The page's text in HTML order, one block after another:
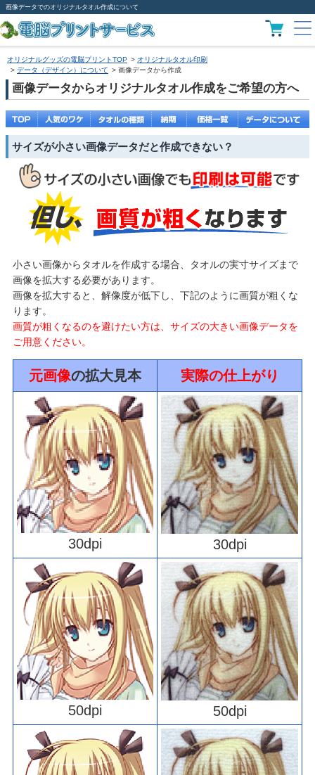
画像データでのオリジナルタオル作成について
オリジナルグッズの電脳プリントTOP
オリジナルタオル印刷
データ（デザイン）について
画像データから作成
画像データからオリジナルタオル作成をご希望の方へ
サイズが小さい画像データだと作成できない？
小さい画像からタオルを作成する場合、タオルの実寸サイズまで
画像を拡大する必要があります。
画像を拡大すると、解像度が低下し、下記のように画質が粗くな
ります。
画質が粗くなるのを避けたい方は、サイズの大きい画像データを
ご用意ください。
元画像の拡大見本 実際の仕上がり
30dpi 30dpi
50dpi 50dpi